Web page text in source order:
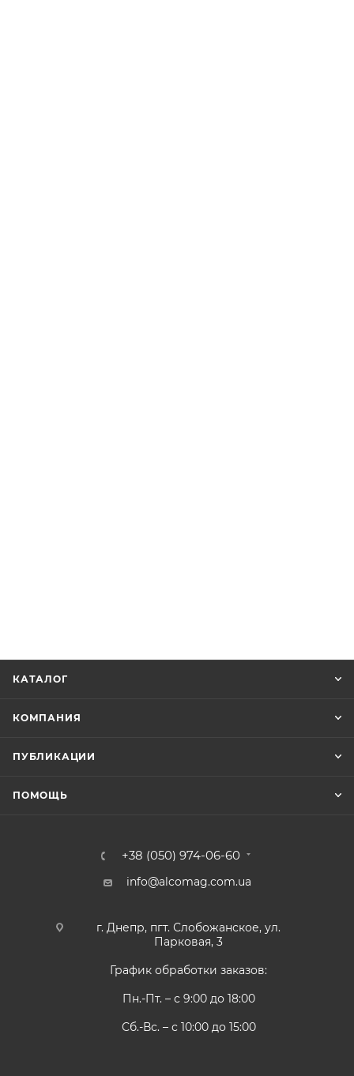
КАТАЛОГ
КОМПАНИЯ
ПУБЛИКАЦИИ
ПОМОЩЬ
+38 (050) 974-06-60
info@alcomag.com.ua
г. Днепр, пгт. Слобожанское, ул.
Парковая, 3
График обработки заказов:
Пн.-Пт. – с 9:00 до 18:00
Сб.-Вс. – с 10:00 до 15:00